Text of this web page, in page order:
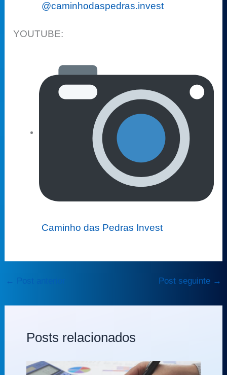
@caminhodaspedras.invest
YOUTUBE:
Caminho das Pedras Invest
← Post anterior Post seguinte →
Posts relacionados